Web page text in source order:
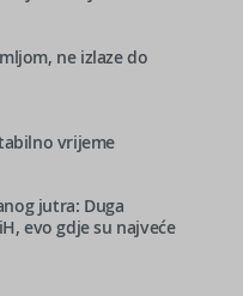
ne izlaze do
vrijeme
jutra: Duga
evo gdje su najveće